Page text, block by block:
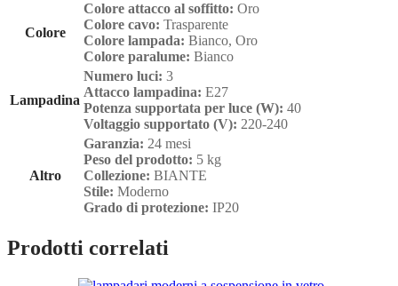
Colore
Colore attacco al soffitto: Oro
Colore cavo: Trasparente
Colore lampada: Bianco, Oro
Colore paralume: Bianco
Lampadina
Numero luci: 3
Attacco lampadina: E27
Potenza supportata per luce (W): 40
Voltaggio supportato (V): 220-240
Altro
Garanzia: 24 mesi
Peso del prodotto: 5 kg
Collezione: BIANTE
Stile: Moderno
Grado di protezione: IP20
Prodotti correlati